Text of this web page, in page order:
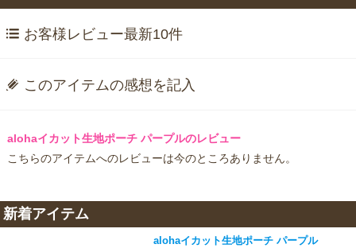
お客様レビュー最新10件
このアイテムの感想を記入
alohaイカット生地ポーチ パープルのレビュー
こちらのアイテムへのレビューは今のところありません。
新着アイテム
alohaイカット生地ポーチ パープル